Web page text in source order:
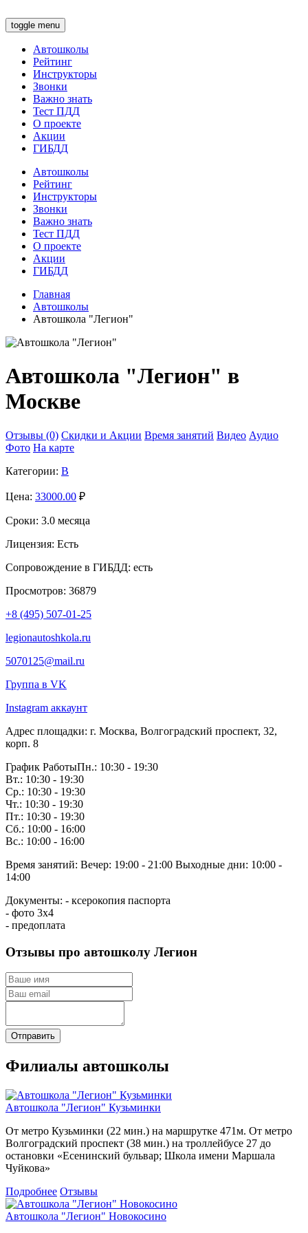
toggle menu
Автошколы
Рейтинг
Инструкторы
Звонки
Важно знать
Тест ПДД
О проекте
Акции
ГИБДД
Автошколы
Рейтинг
Инструкторы
Звонки
Важно знать
Тест ПДД
О проекте
Акции
ГИБДД
Главная
Автошколы
Автошкола "Легион"
Автошкола "Легион" в
Москве
Отзывы (0) Скидки и Акции Время занятий Видео Аудио
Фото На карте
Категории: B
Цена: 33000.00 ₽
Сроки: 3.0 месяца
Лицензия: Есть
Сопровождение в ГИБДД: есть
Просмотров: 36879
+8 (495) 507-01-25
legionautoshkola.ru
5070125@mail.ru
Группа в VK
Instagram аккаунт
Адрес площадки: г. Москва, Волгоградский проспект, 32,
корп. 8
График РаботыПн.: 10:30 - 19:30
Вт.: 10:30 - 19:30
Ср.: 10:30 - 19:30
Чт.: 10:30 - 19:30
Пт.: 10:30 - 19:30
Сб.: 10:00 - 16:00
Вс.: 10:00 - 16:00
Время занятий: Вечер: 19:00 - 21:00 Выходные дни: 10:00 -
14:00
Документы: - ксерокопия паспорта
- фото 3х4
- предоплата
Отзывы про автошколу Легион
Отправить
Филиалы автошколы
Автошкола "Легион" Кузьминки
От метро Кузьминки (22 мин.) на маршрутке 471м. От метро
Волгоградский проспект (38 мин.) на троллейбусе 27 до
остановки «Есенинский бульвар; Школа имени Маршала
Чуйкова»
Подробнее Отзывы
Автошкола "Легион" Новокосино